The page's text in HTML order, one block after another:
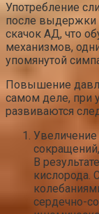
Употребление
после выдержки
скачок АД, что
механизмов,
упомянутой
Повышение
самом деле, при
развиваются
В
кислорода.
сердечно-